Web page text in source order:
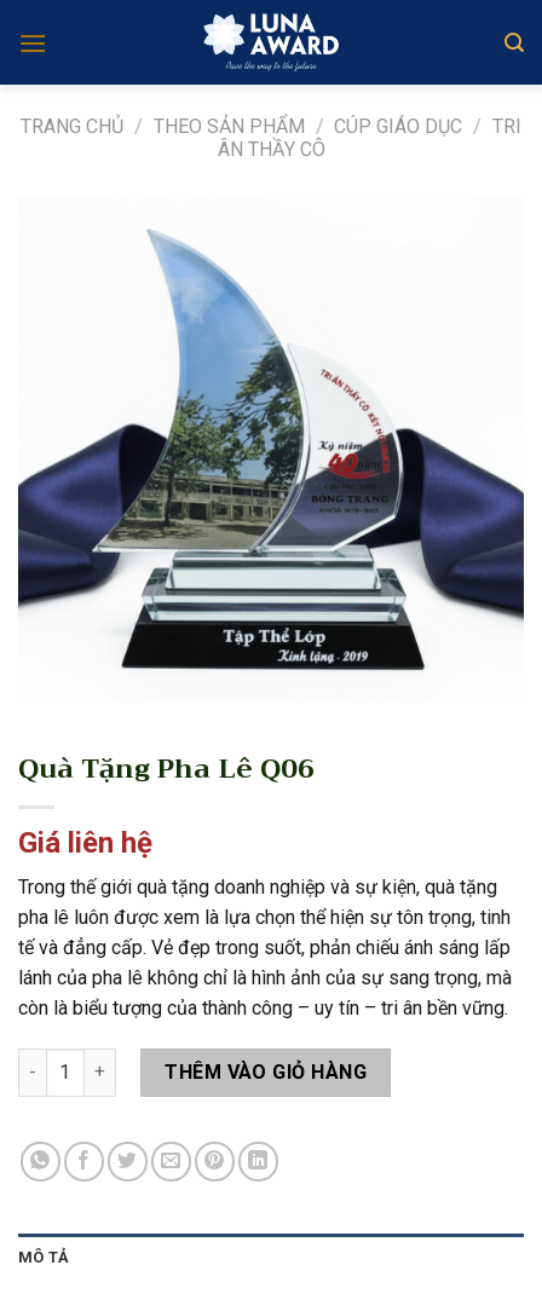
TRANG CHỦ / THEO SẢN PHẨM / CÚP GIÁO DỤC / TRI
ÂN THẦY CÔ
Quà Tặng Pha Lê Q06
Giá liên hệ
Trong thế giới quà tặng doanh nghiệp và sự kiện, quà tặng
pha lê luôn được xem là lựa chọn thể hiện sự tôn trọng, tinh
tế và đẳng cấp. Vẻ đẹp trong suốt, phản chiếu ánh sáng lấp
lánh của pha lê không chỉ là hình ảnh của sự sang trọng, mà
còn là biểu tượng của thành công – uy tín – tri ân bền vững.
Quà Tặng Pha Lê Q06 số lượng
THÊM VÀO GIỎ HÀNG
MÔ TẢ